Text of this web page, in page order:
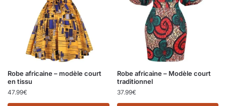
Robe africaine – modèle court
en tissu
47.99€
Robe africaine – Modèle court
traditionnel
37.99€